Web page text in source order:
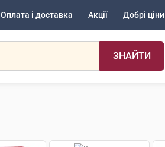
Оплата і доставка Акції Добрі ціни
ЗНАЙТИ